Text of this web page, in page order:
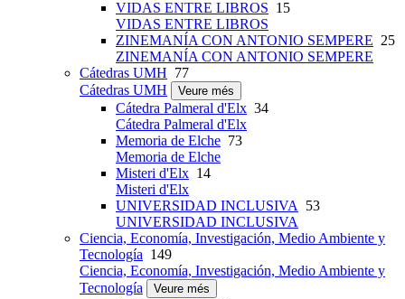
VIDAS ENTRE LIBROS 15
VIDAS ENTRE LIBROS
ZINEMANÍA CON ANTONIO SEMPERE 25
ZINEMANÍA CON ANTONIO SEMPERE
Cátedras UMH 77
Cátedras UMH
Veure més
Cátedra Palmeral d'Elx 34
Cátedra Palmeral d'Elx
Memoria de Elche 73
Memoria de Elche
Misteri d'Elx 14
Misteri d'Elx
UNIVERSIDAD INCLUSIVA
53
UNIVERSIDAD INCLUSIVA
Ciencia, Economía, Investigación, Medio Ambiente y
Tecnología 149
Ciencia, Economía, Investigación, Medio Ambiente y
Tecnología
Veure més